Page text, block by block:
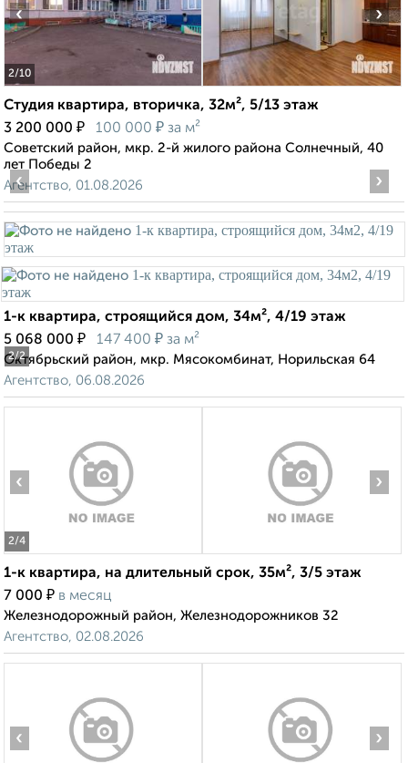
2/10
‹ ›
Студия квартира, вторичка, 32м², 5/13 этаж
3 200 000 ₽ 100 000 ₽ за м²
Советский район, мкр. 2-й жилого района Солнечный, 40
лет Победы 2
Агентство, 01.08.2026
2/2
‹ ›
1-к квартира, строящийся дом, 34м², 4/19 этаж
5 068 000 ₽ 147 400 ₽ за м²
Октябрьский район, мкр. Мясокомбинат, Норильская 64
Агентство, 06.08.2026
2/4
‹ ›
1-к квартира, на длительный срок, 35м², 3/5 этаж
7 000 ₽ в месяц
Железнодорожный район, Железнодорожников 32
Агентство, 02.08.2026
‹ ›